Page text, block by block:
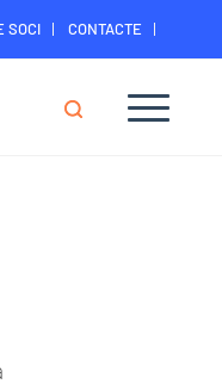
SOCI
CONTACTE